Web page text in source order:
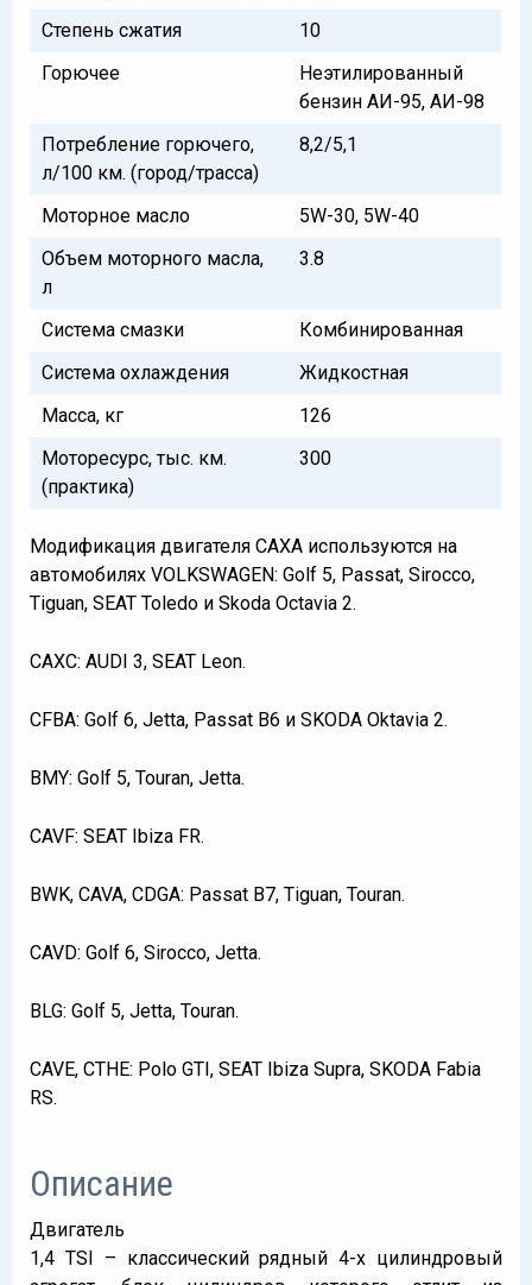
Степень сжатия
10
Горючее
Неэтилированный
бензин АИ-95, АИ-98
Потребление горючего,
л/100 км. (город/трасса)
8,2/5,1
Моторное масло
5W-30, 5W-40
Объем моторного масла,
л
3.8
Система смазки
Комбинированная
Система охлаждения
Жидкостная
Масса, кг
126
Моторесурс, тыс. км.
(практика)
300
Модификация двигателя CAXA используются на
автомобилях VOLKSWAGEN: Golf 5, Passat, Sirocco,
Tiguan, SEAT Toledo и Skoda Octavia 2.
CAXC: AUDI 3, SEAT Leon.
CFBA: Golf 6, Jetta, Passat B6 и SKODA Oktavia 2.
BMY: Golf 5, Touran, Jetta.
CAVF: SEAT Ibiza FR.
BWK, CAVA, CDGA: Passat B7, Tiguan, Touran.
CAVD: Golf 6, Sirocco, Jetta.
BLG: Golf 5, Jetta, Touran.
CAVE, CTHE: Polo GTI, SEAT Ibiza Supra, SKODA Fabia
RS.
Описание
Двигатель
1,4 TSI – классический рядный 4-х цилиндровый